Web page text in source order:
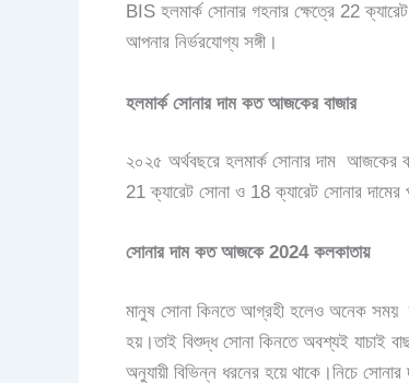
BIS হলমার্ক সোনার গহনার ক্ষেত্রে 22
আপনার নির্ভরযোগ্য সঙ্গী।
হলমার্ক সোনার দাম কত আজকের বাজার
২০২৫ অর্থবছরে হলমার্ক সোনার দাম আজকের
21 ক্যারেট সোনা ও 18 ক্যারেট সোনার দামের
সোনার দাম কত আজকে 2024 কলকাতায়
মানুষ সোনা কিনতে আগ্রহী হলেও অনেক সময়
হয়।তাই বিশুদ্ধ সোনা কিনতে অবশ্যই যাচাই
অনুযায়ী বিভিন্ন ধরনের হয়ে থাকে।নিচে